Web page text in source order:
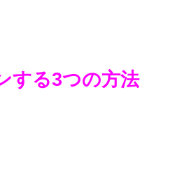
する3つの方法